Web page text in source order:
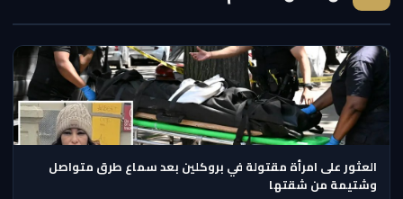
العثور على امرأة مقتولة في بروكلين بعد سماع طرق متواصل
وشتيمة من شقتها